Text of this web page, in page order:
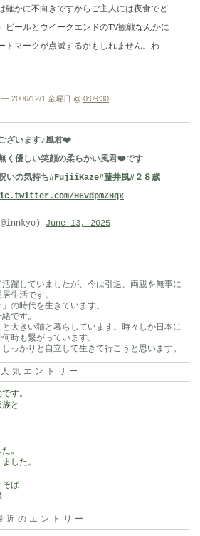
確かに不向きですからご主人には夜食でど
ビールとウイークエンドのTV観戦なんかに
トマークが点滅するかもしれません。わ
— 2006/12/1 金曜日 @ 0:09:30
ざいます♪風君❤️
く優しい笑顔の柔らかい風君❤️です
いの気持ち#FujiiKaze#藤井風#２８歳
HEvdpmZHqx
June 13, 2025
躍していましたが、今は引退、両親を無事に
生活です。
の時代を生きています。
です。
大きい猫と暮らしています。時々しか日本に
時も繋がっています。
っかりと自立して生きて行こうと思います。
人気エントリー
す。
と
。
した。
ば
近のエントリー